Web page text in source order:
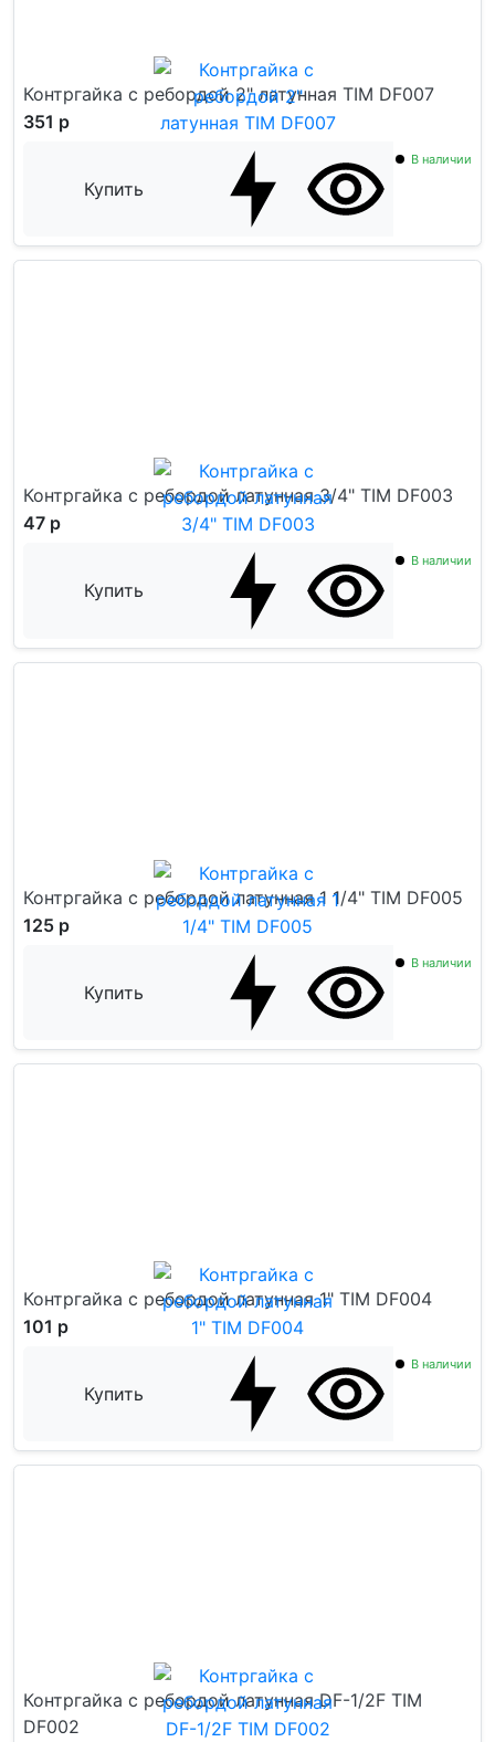
Контргайка с ребордой 2" латунная TIM DF007
351 р
Купить
В наличии
Контргайка с ребордой латунная 3/4" TIM DF003
47 р
Купить
В наличии
Контргайка с ребордой латунная 1 1/4" TIM DF005
125 р
Купить
В наличии
Контргайка с ребордой латунная 1" TIM DF004
101 р
Купить
В наличии
Контргайка с ребордой латунная DF-1/2F TIM
DF002